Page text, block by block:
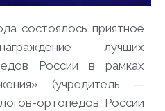
состоялось приятное
лучших
России в рамках
(учредитель —
ортопедов России